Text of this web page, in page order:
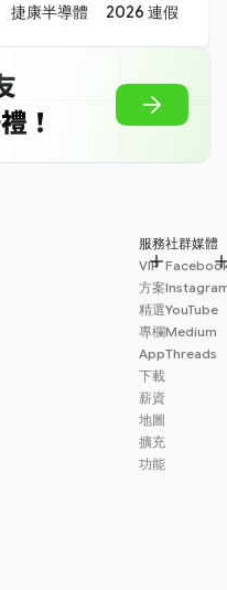
捷康半導體 2026 連假
服務
VIP
方案
精選
專欄
App
下載
薪資
地圖
擴充
功能
社群媒體
YouTube
Medium
Threads